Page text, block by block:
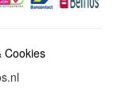
Cookies